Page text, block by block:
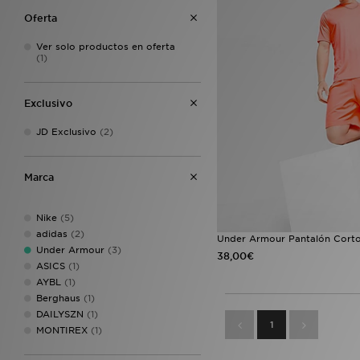
Oferta
Ver solo productos en oferta
(1)
Exclusivo
JD Exclusivo (2)
Marca
Nike (5)
adidas (2)
Under Armour (3)
ASICS (1)
AYBL (1)
Berghaus (1)
DAILYSZN (1)
MONTIREX (1)
Under Armour Pantalón
38,00€
1